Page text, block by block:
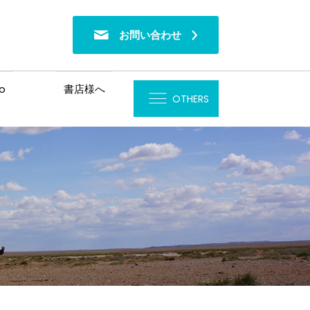
お問い合わせ
書店様へ
OTHERS